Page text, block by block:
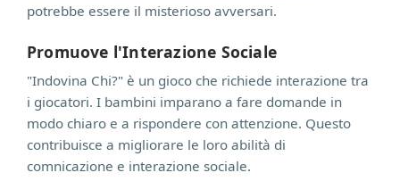
potrebbe essere il misterioso avversari.
Promuove l'Interazione Sociale
"Indovina Chi?" è un gioco che richiede interazione tra
i giocatori. I bambini imparano a fare domande in
modo chiaro e a rispondere con attenzione. Questo
contribuisce a migliorare le loro abilità di
comnicazione e interazione sociale.